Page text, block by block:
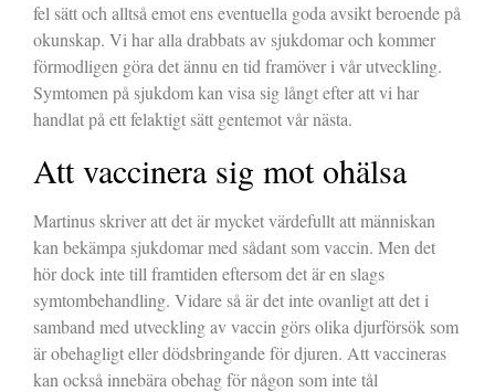
fel sätt och alltså emot ens eventuella goda avsikt beroende på
okunskap. Vi har alla drabbats av sjukdomar och kommer
förmodligen göra det ännu en tid framöver i vår utveckling.
Symtomen på sjukdom kan visa sig långt efter att vi har
handlat på ett felaktigt sätt gentemot vår nästa.
Att vaccinera sig mot ohälsa
Martinus skriver att det är mycket värdefullt att människan
kan bekämpa sjukdomar med sådant som vaccin. Men det
hör dock inte till framtiden eftersom det är en slags
symtombehandling. Vidare så är det inte ovanligt att det i
samband med utveckling av vaccin görs olika djurförsök som
är obehagligt eller dödsbringande för djuren. Att vaccineras
kan också innebära obehag för någon som inte tål